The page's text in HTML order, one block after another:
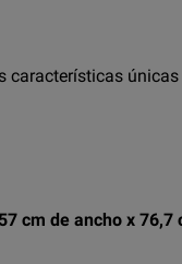
características
cm de ancho x 76,7